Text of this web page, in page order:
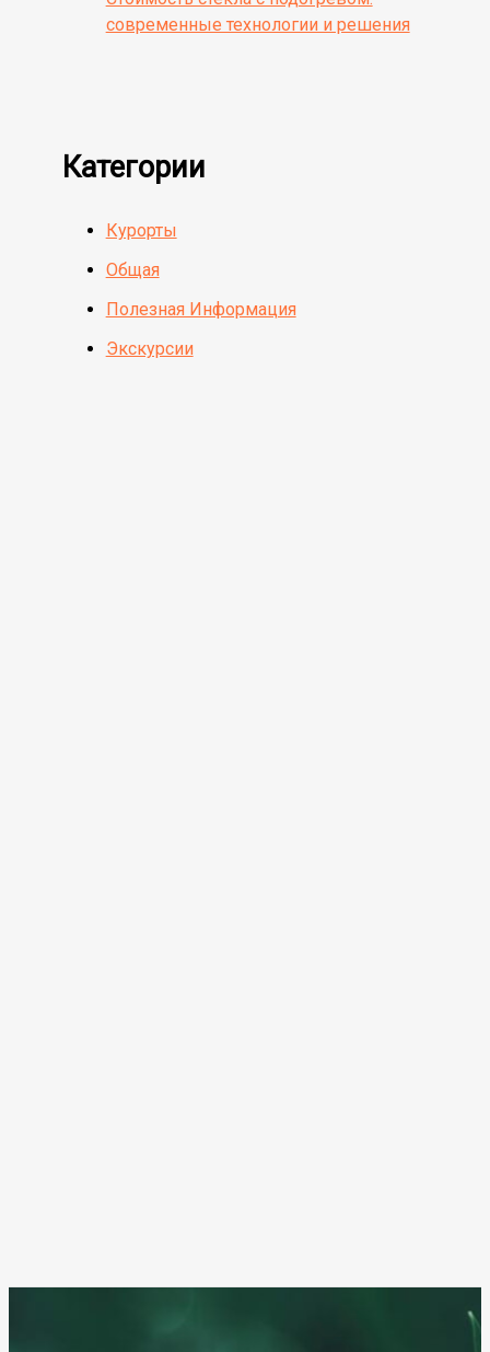
современные технологии и решения
Категории
Курорты
Общая
Полезная Информация
Экскурсии